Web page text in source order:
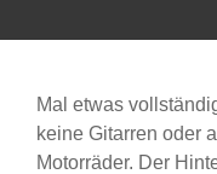
Mal etwas
keine Gitarren oder
Motorräder. Der